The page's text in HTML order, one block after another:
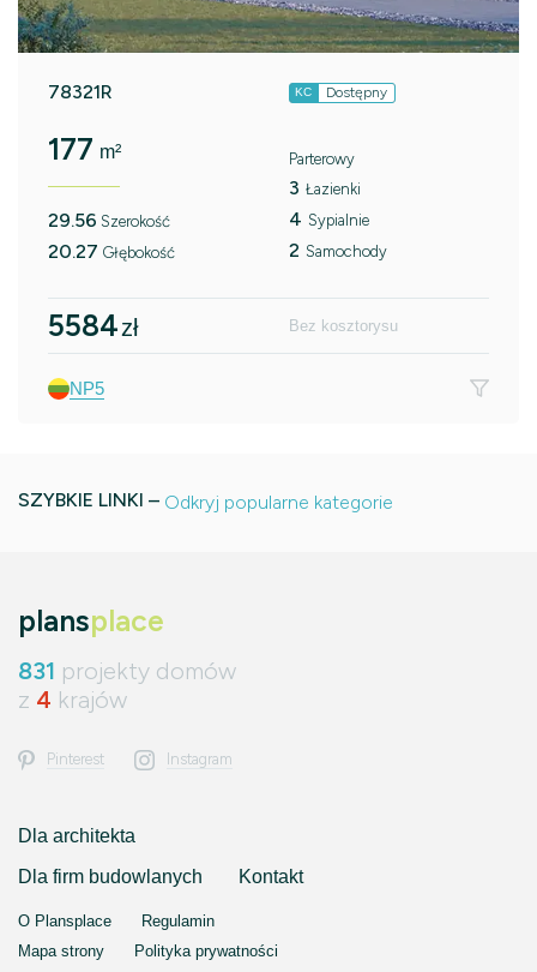
78321R KC Dostępny
177 m²
29.56 Szerokość
20.27 Głębokość
Parterowy
3 Łazienki
4 Sypialnie
2 Samochody
5584zł Bez kosztorysu
NP5
SZYBKIE LINKI – Odkryj popularne kategorie
plansplace
831 projekty domów
z 4 krajów
Pinterest Instagram
Dla architekta
Dla firm budowlanych
Kontakt
O Plansplace
Regulamin
Mapa strony
Polityka prywatności